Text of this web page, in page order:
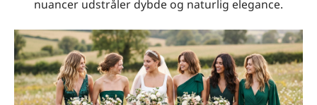
nuancer udstråler dybde og naturlig elegance.